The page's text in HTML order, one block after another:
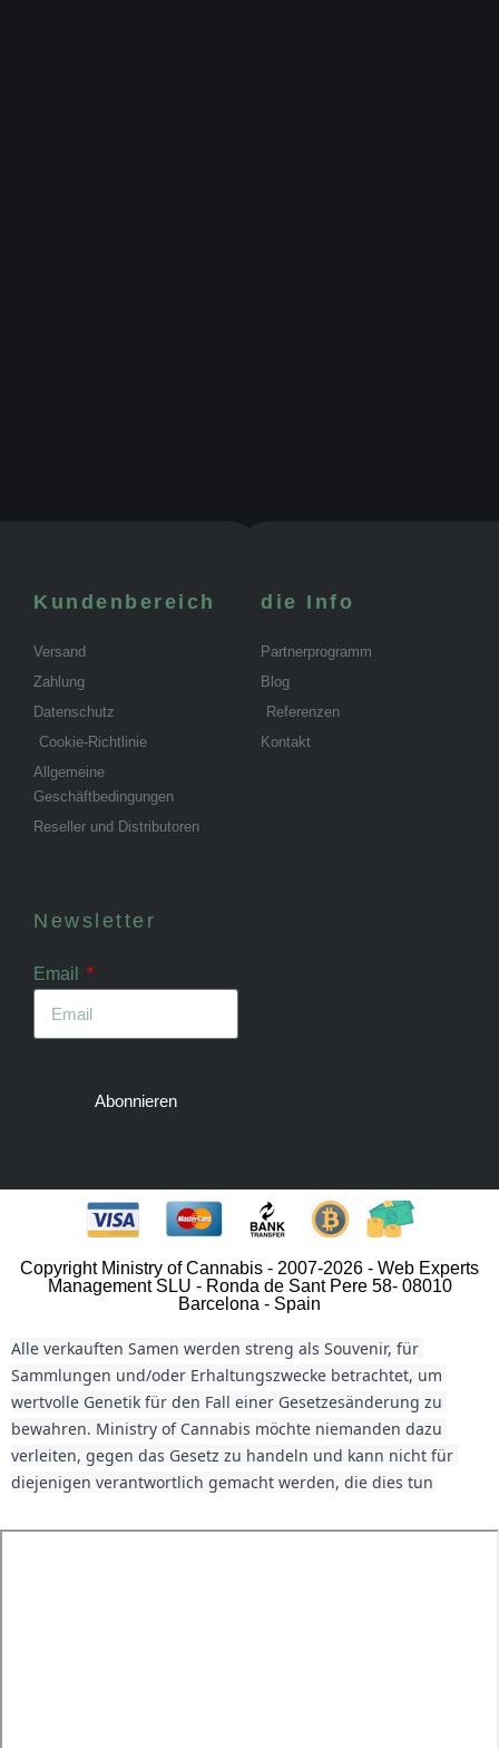
Kundenbereich
Versand
Zahlung
Datenschutz
Cookie-Richtlinie
Allgemeine
Geschäftbedingungen
Reseller und Distributoren
die Info
Partnerprogramm
Blog
Referenzen
Kontakt
Newsletter
Email
Abonnieren
Copyright Ministry of Cannabis - 2007-2026 - Web Experts
Management SLU - Ronda de Sant Pere 58- 08010
Barcelona - Spain
Alle verkauften Samen werden streng als Souvenir, für
Sammlungen und/oder Erhaltungszwecke betrachtet, um
wertvolle Genetik für den Fall einer Gesetzesänderung zu
bewahren. Ministry of Cannabis möchte niemanden dazu
verleiten, gegen das Gesetz zu handeln und kann nicht für
diejenigen verantwortlich gemacht werden, die dies tun